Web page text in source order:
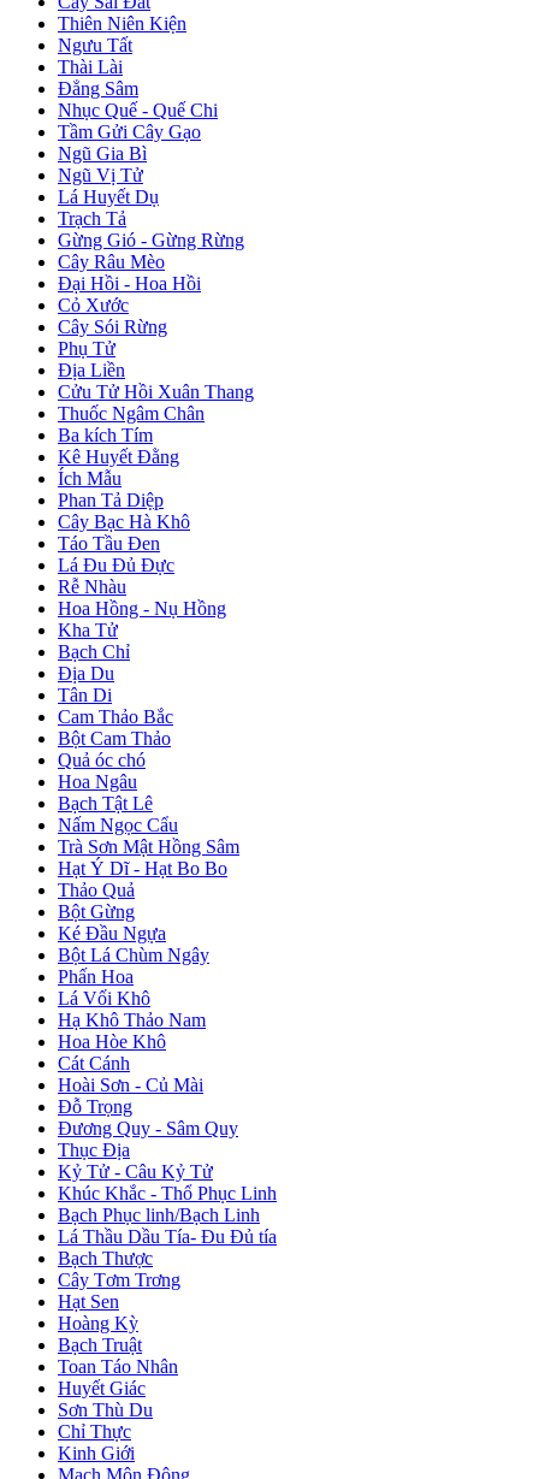
Thiên Niên Kiện
Ngưu Tất
Thài Lài
Đẳng Sâm
Nhục Quế - Quế Chi
Tầm Gửi Cây Gạo
Ngũ Gia Bì
Ngũ Vị Tử
Lá Huyết Dụ
Trạch Tả
Gừng Gió - Gừng Rừng
Cây Râu Mèo
Đại Hồi - Hoa Hồi
Cỏ Xước
Cây Sói Rừng
Phụ Tử
Địa Liền
Cửu Tử Hồi Xuân Thang
Thuốc Ngâm Chân
Ba kích Tím
Kê Huyết Đằng
Ích Mẫu
Phan Tả Diệp
Cây Bạc Hà Khô
Táo Tầu Đen
Lá Đu Đủ Đực
Rễ Nhàu
Hoa Hồng - Nụ Hồng
Kha Tử
Bạch Chỉ
Địa Du
Tân Di
Cam Thảo Bắc
Bột Cam Thảo
Quả óc chó
Hoa Ngâu
Bạch Tật Lê
Nấm Ngọc Cẩu
Trà Sơn Mật Hồng Sâm
Hạt Ý Dĩ - Hạt Bo Bo
Thảo Quả
Bột Gừng
Ké Đầu Ngựa
Bột Lá Chùm Ngây
Phấn Hoa
Lá Vối Khô
Hạ Khô Thảo Nam
Hoa Hòe Khô
Cát Cánh
Hoài Sơn - Củ Mài
Đỗ Trọng
Đương Quy - Sâm Quy
Thục Địa
Kỷ Tử - Câu Kỷ Tử
Khúc Khắc - Thổ Phục Linh
Bạch Phục linh/Bạch Linh
Lá Thầu Dầu Tía- Đu Đủ tía
Bạch Thược
Cây Tơm Trơng
Hạt Sen
Hoàng Kỳ
Bạch Truật
Toan Táo Nhân
Huyết Giác
Sơn Thù Du
Chỉ Thực
Kinh Giới
Mạch Môn Đông